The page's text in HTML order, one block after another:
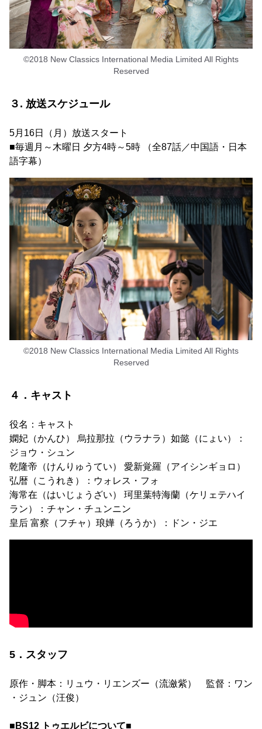
©2018 New Classics International Media Limited All Rights
Reserved
３. 放送スケジュール
5月16日（月）放送スタート
■毎週月～木曜日 夕方4時～5時 （全87話／中国語・日本
語字幕）
©2018 New Classics International Media Limited All Rights
Reserved
４．キャスト
役名：キャスト
嫻妃（かんひ） 烏拉那拉（ウラナラ）如懿（にょい）：
ジョウ・シュン
乾隆帝（けんりゅうてい） 愛新覚羅（アイシンギョロ）
弘暦（こうれき）：ウォレス・フォ
海常在（はいじょうざい） 珂里葉特海蘭（ケリェテハイ
ラン）：チャン・チュンニン
皇后 富察（フチャ）琅嬅（ろうか）：ドン・ジエ
5．スタッフ
原作・脚本：リュウ・リエンズー（流瀲紫） 監督：ワン
・ジュン（汪俊）
■BS12 トゥエルビについて■